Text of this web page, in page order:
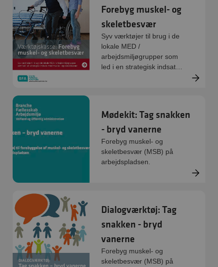
Forebyg muskel- og
skeletbesvær
Syv værktøjer til brug i de
lokale MED /
arbejdsmiljøgrupper som
led i en strategisk indsats
Mødekit: Tag snakken
- bryd vanerne
Forebyg muskel- og
skeletbesvær (MSB) på
arbejdspladsen.
Dialogværktøj: Tag
snakken - bryd
vanerne
Forebyg muskel- og
skeletbesvær (MSB) på